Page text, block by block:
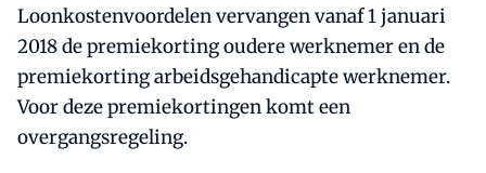
Loonkostenvoordelen vervangen vanaf 1 januari
2018 de premiekorting oudere werknemer en de
premiekorting arbeidsgehandicapte werknemer.
Voor deze premiekortingen komt een
overgangsregeling.